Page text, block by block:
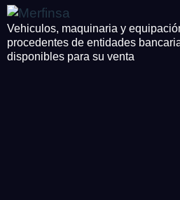
Vehiculos, maquinaria y
procedentes de entidades
disponibles para su venta